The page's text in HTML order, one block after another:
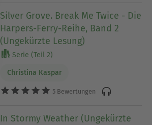
Silver Grove. Break Me Twice - Die
Harpers-Ferry-Reihe, Band 2
(Ungekürzte Lesung)
Serie (Teil 2)
Christina Kaspar
5 Bewertungen
In Stormy Weather (Ungekürzte